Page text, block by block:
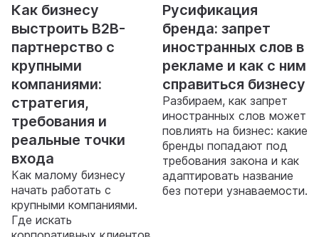
Как бизнесу
выстроить B2B-
партнерство с
крупными
компаниями:
стратегия,
требования и
реальные точки
входа
Как малому бизнесу
начать работать с
крупными компаниями.
Где искать
Русификация
бренда: запрет
иностранных слов в
рекламе и как с ним
справиться бизнесу
Разбираем, как запрет
иностранных слов может
повлиять на бизнес: какие
бренды попадают под
требования закона и как
адаптировать название
без потери узнаваемости.